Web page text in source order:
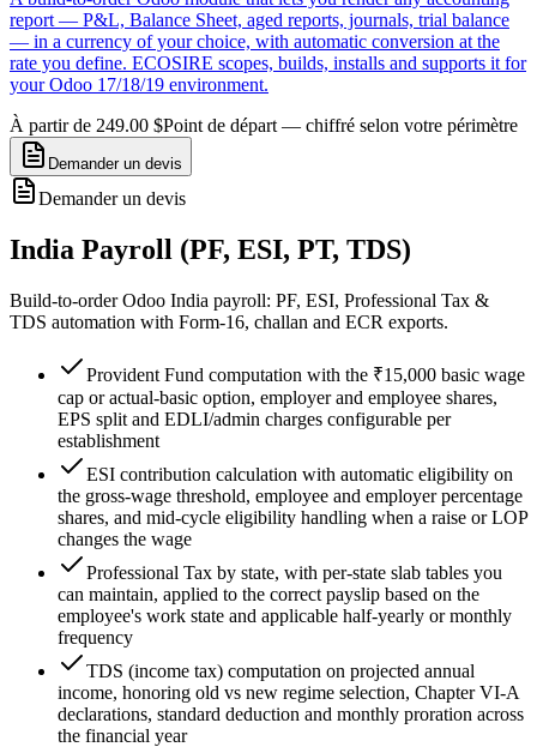
report — P&L, Balance Sheet, aged reports, journals, trial balance
— in a currency of your choice, with automatic conversion at the
rate you define. ECOSIRE scopes, builds, installs and supports it for
your Odoo 17/18/19 environment.
À partir de 249.00 $Point de départ — chiffré selon votre périmètre
Demander un devis
Demander un devis
India Payroll (PF, ESI, PT, TDS)
Build-to-order Odoo India payroll: PF, ESI, Professional Tax &
TDS automation with Form-16, challan and ECR exports.
Provident Fund computation with the ₹15,000 basic wage
cap or actual-basic option, employer and employee shares,
EPS split and EDLI/admin charges configurable per
establishment
ESI contribution calculation with automatic eligibility on
the gross-wage threshold, employee and employer percentage
shares, and mid-cycle eligibility handling when a raise or LOP
changes the wage
Professional Tax by state, with per-state slab tables you
can maintain, applied to the correct payslip based on the
employee's work state and applicable half-yearly or monthly
frequency
TDS (income tax) computation on projected annual
income, honoring old vs new regime selection, Chapter VI-A
declarations, standard deduction and monthly proration across
the financial year